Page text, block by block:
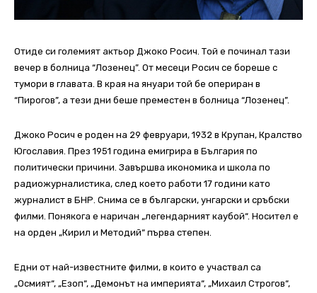
Отиде си големият актьор Джоко Росич. Той е починал тази
вечер в болница “Лозенец”. От месеци Росич се бореше с
тумори в главата. В края на януари той бе опериран в
“Пирогов”, а тези дни беше преместен в болница “Лозенец”.
Джоко Росич е роден на 29 февруари, 1932 в Крупан, Кралство
Югославия. През 1951 година емигрира в България по
политически причини. Завършва икономика и школа по
радиожурналистика, след което работи 17 години като
журналист в БНР. Снима се в български, унгарски и сръбски
филми. Понякога е наричан „легендарният каубой“. Носител е
на орден „Кирил и Методий“ първа степен.
Едни от най-известните филми, в които е участвал са
„Осмият“, „Езоп“, „Демонът на империята“, „Михаил Строгов“,